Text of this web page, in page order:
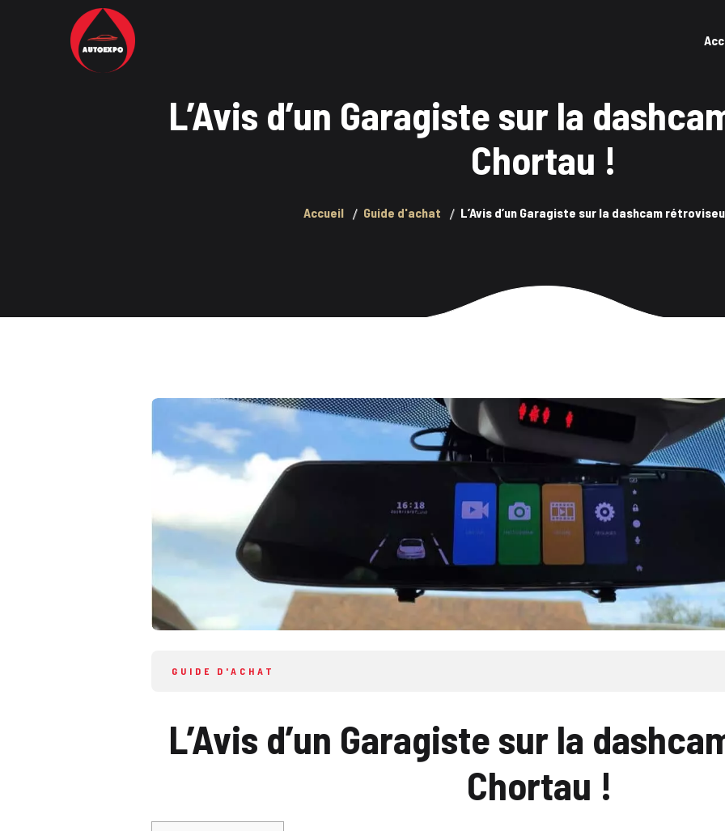
L’Avis d’un Garagiste sur la
Chortau !
Accueil Guide d'achat L’Avis d’un Garagiste sur la dashcam
GUIDE D'ACHAT
L’Avis d’un Garagiste sur la
Chortau !